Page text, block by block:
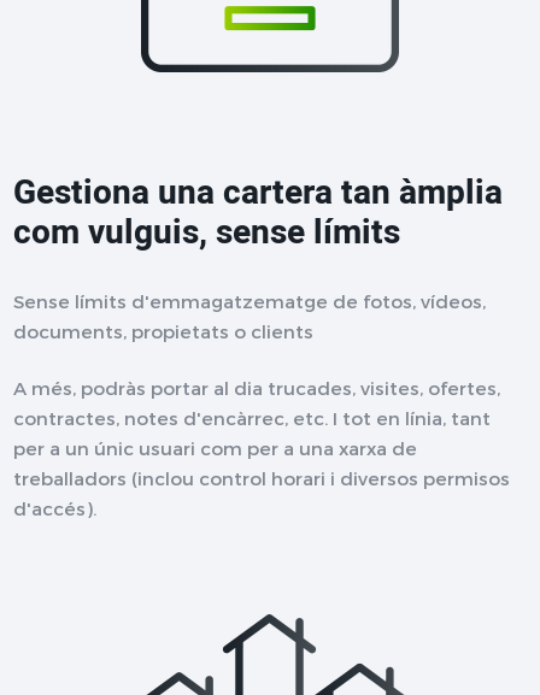
Gestiona una cartera tan àmplia
com vulguis, sense límits
Sense límits d'emmagatzematge de fotos, vídeos,
documents, propietats o clients
A més, podràs portar al dia trucades, visites, ofertes,
contractes, notes d'encàrrec, etc. I tot en línia, tant
per a un únic usuari com per a una xarxa de
treballadors (inclou control horari i diversos permisos
d'accés).